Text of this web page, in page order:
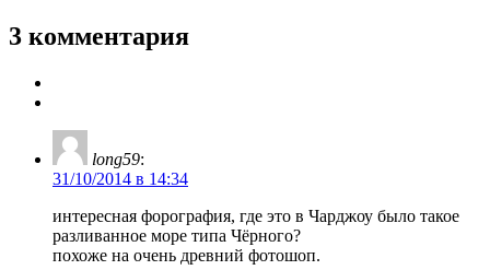
3 комментария
long59:
31/10/2014 в 14:34
интересная форография, где это в Чарджоу было такое
разливанное море типа Чёрного?
похоже на очень древний фотошоп.